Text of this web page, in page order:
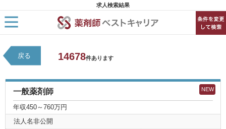
求人検索結果
戻る 14678件あります
NEW
一般薬剤師
年収450～760万円
法人名非公開
HOME
求人検索
新着求人
キャリアアドバイザー紹介
コラム
転職支援サービスに申し込む